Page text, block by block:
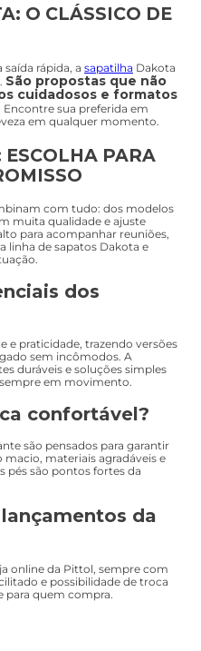
O CLÁSSICO DE
rápida, a sapatilha Dakota
São propostas que não
cuidadosos e formatos
. Encontre sua preferida em
em qualquer momento.
PARA
com tudo: dos modelos
muita qualidade e ajuste
para acompanhar reuniões,
linha de sapatos Dakota e
dos
e praticidade, trazendo versões
sem incômodos. A
duráveis e soluções simples
em movimento.
confortável?
são pensados para garantir
macio, materiais agradáveis e
pés são pontos fortes da
da
online da Pittol, sempre com
e possibilidade de troca
para quem compra.